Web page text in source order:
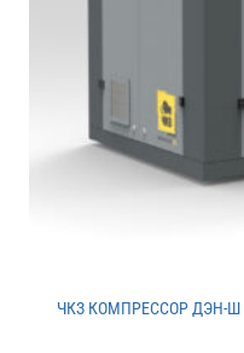
ЧКЗ КОМПРЕССОР ДЭН-Ш